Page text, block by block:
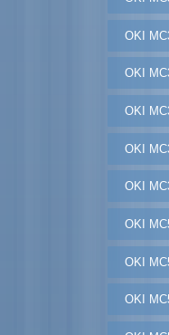
OKI
OKI
OKI
OKI
OKI
OKI
OKI
OKI